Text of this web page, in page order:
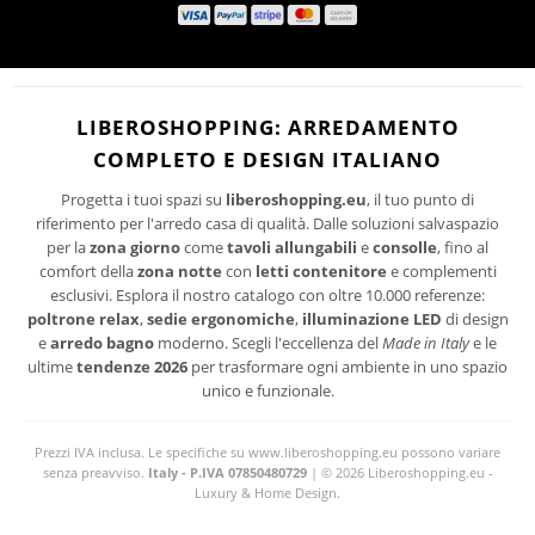
Per maggiori informazioni sul trattamento dei dati personali consultare laPRIVACY
LIBEROSHOPPING: ARREDAMENTO
COMPLETO E DESIGN ITALIANO
Progetta i tuoi spazi su liberoshopping.eu, il tuo punto di
riferimento per l'arredo casa di qualità. Dalle soluzioni salvaspazio
per lazona giornocometavoli allungabili econsolle, fino al
comfort dellazona notte con letti contenitore e complementi
esclusivi. Esplora il nostro catalogo con oltre 10.000 referenze:
poltrone relax,sedie ergonomiche, illuminazione LED di design
earredo bagno moderno. Scegli l'eccellenza delMade in Italye le
ultimetendenze 2026 per trasformare ogni ambiente in uno spazio
unico e funzionale.
Prezzi IVA inclusa. Le specifiche su www.liberoshopping.eu possono variare
senza preavviso. Italy - P.IVA 07850480729| © 2026 Liberoshopping.eu -
Luxury & Home Design.